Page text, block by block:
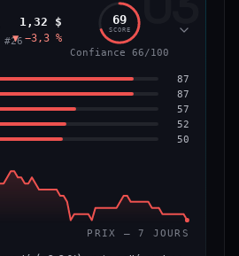
VAR. 30 J
−42,0 %
RANG CAPI.
#125
59/100
Toncoin)
#26
1,32 $
▼ −3,3 %
69
SCORE
Confiance 66/100
87
87
57
52
50
PRIX — 7 JOURS